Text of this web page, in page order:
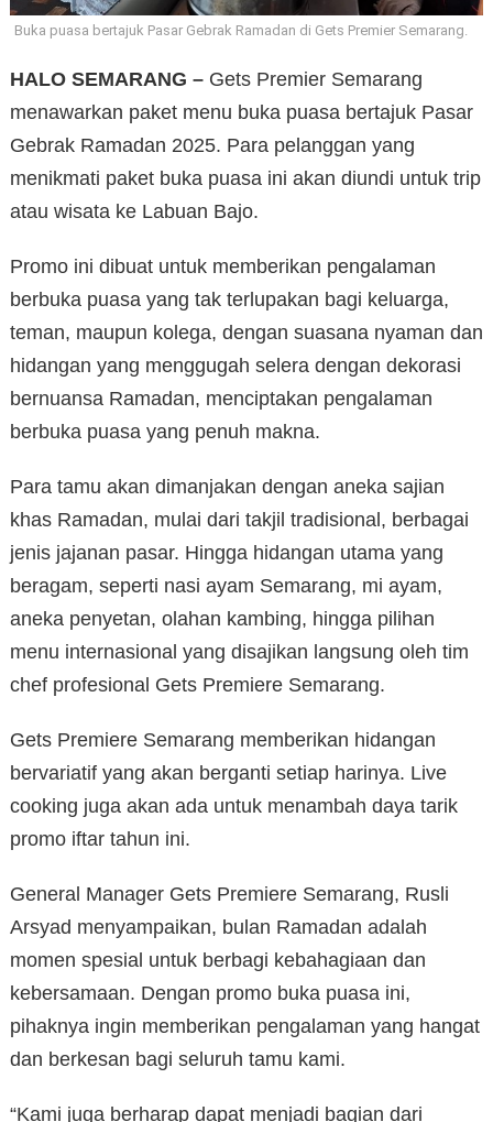
Buka puasa bertajuk Pasar Gebrak Ramadan di Gets Premier Semarang.
HALO SEMARANG – Gets Premier Semarang
menawarkan paket menu buka puasa bertajuk Pasar
Gebrak Ramadan 2025. Para pelanggan yang
menikmati paket buka puasa ini akan diundi untuk trip
atau wisata ke Labuan Bajo.
Promo ini dibuat untuk memberikan pengalaman
berbuka puasa yang tak terlupakan bagi keluarga,
teman, maupun kolega, dengan suasana nyaman dan
hidangan yang menggugah selera dengan dekorasi
bernuansa Ramadan, menciptakan pengalaman
berbuka puasa yang penuh makna.
Para tamu akan dimanjakan dengan aneka sajian
khas Ramadan, mulai dari takjil tradisional, berbagai
jenis jajanan pasar. Hingga hidangan utama yang
beragam, seperti nasi ayam Semarang, mi ayam,
aneka penyetan, olahan kambing, hingga pilihan
menu internasional yang disajikan langsung oleh tim
chef profesional Gets Premiere Semarang.
Gets Premiere Semarang memberikan hidangan
bervariatif yang akan berganti setiap harinya. Live
cooking juga akan ada untuk menambah daya tarik
promo iftar tahun ini.
General Manager Gets Premiere Semarang, Rusli
Arsyad menyampaikan, bulan Ramadan adalah
momen spesial untuk berbagi kebahagiaan dan
kebersamaan. Dengan promo buka puasa ini,
pihaknya ingin memberikan pengalaman yang hangat
dan berkesan bagi seluruh tamu kami.
“Kami juga berharap dapat menjadi bagian dari